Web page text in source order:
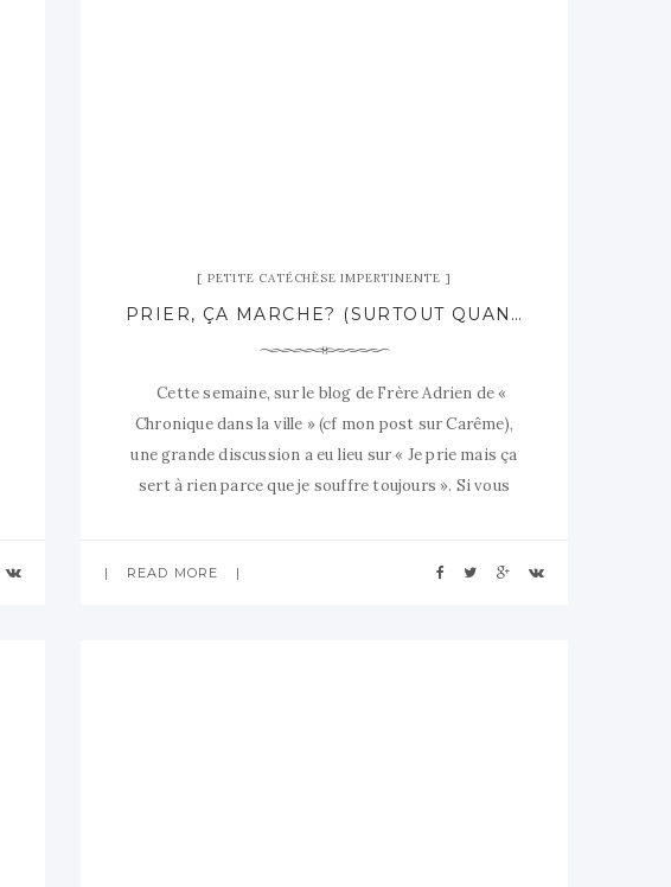
PETITE CATÉCHÈSE IMPERTINENTE
PRIER, ÇA MARCHE? (SURTOUT QUAND LA VIE EST NASE)
Cette semaine, sur le blog de Frère Adrien de «
Chronique dans la ville » (cf mon post sur Carême),
une grande discussion a eu lieu sur « Je prie mais ça
sert à rien parce que je souffre toujours ». Si vous
READ MORE